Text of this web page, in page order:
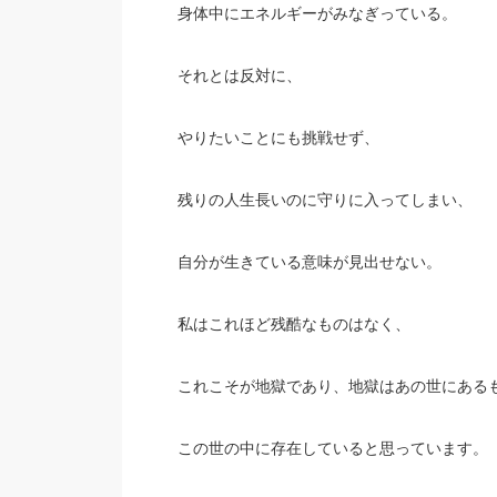
身体中にエネルギーがみなぎっている。
それとは反対に、
やりたいことにも挑戦せず、
残りの人生長いのに守りに入ってしまい、
自分が生きている意味が見出せない。
私はこれほど残酷なものはなく、
これこそが地獄であり、地獄はあの世にある
この世の中に存在していると思っています。